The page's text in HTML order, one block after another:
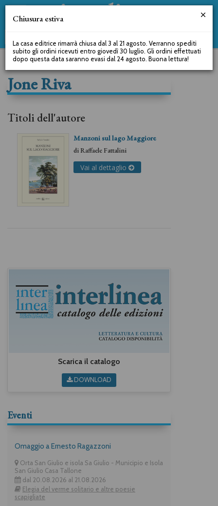
Jone Riva
Titoli dell'autore
Manzoni sul lago Maggiore
diRaffaele Fattalini
Vai al dettaglio
Scarica il catalogo
DOWNLOAD
Eventi
Omaggio a Ernesto Ragazzoni
Orta San Giulio e isola Sa Giulio - Municipio e Isola
San Giulio Casa Tallone
dal 20.08.2026 al 21.08.2026
Elegia del verme solitario e altre poesie
scapigliate
Chiusura estiva
La casa editrice rimarrà chiusa dal 3 al 21 agosto. Verranno spediti
subito gli ordini ricevuti entro giovedì 30 luglio. Gli ordini effettuati
dopo questa data saranno evasi dal 24 agosto. Buona lettura!